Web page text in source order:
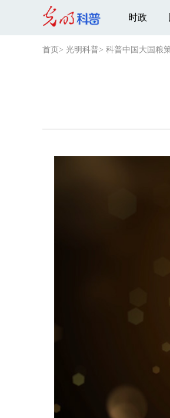
时政
首页 > 光明科普> 科普中国大国粮